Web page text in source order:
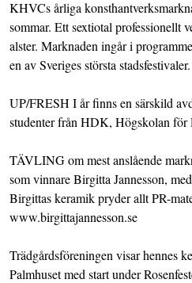
KHVCs årliga
sommar. Ett sextiotal professionellt
alster. Marknaden ingår i
en av Sveriges största stadsfestivaler.
UP/FRESH I år finns en särskild
studenter från HDK, Högskolan för
TÄVLING om mest anslående
som vinnare Birgitta Jannesson,
Birgittas keramik pryder allt PR-
www.birgittajannesson.se
Trädgårdsföreningen visar hennes
Palmhuset med start under